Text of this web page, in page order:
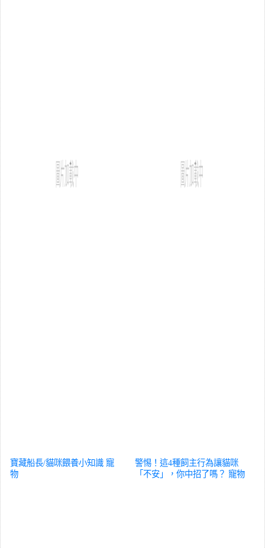
寶藏船長/貓咪餵養小知識 寵
物
警惕！這4種飼主行為讓貓咪
「不安」，你中招了嗎？ 寵物